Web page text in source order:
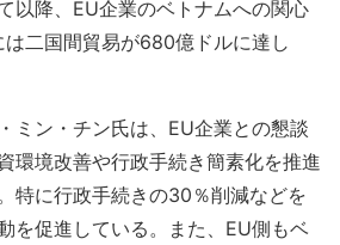
以降、EU企業のベトナムへの関心
二国間貿易が680億ドルに達し
ミン・チン氏は、EU企業との懇談
環境改善や行政手続き簡素化を推進
特に行政手続きの30％削減などを
を促進している。また、EU側もベ